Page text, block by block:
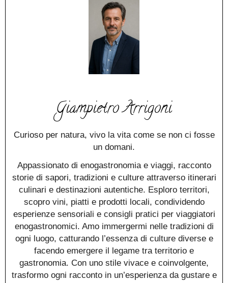
Giampietro Arrigoni
Curioso per natura, vivo la vita come se non ci fosse
un domani.
Appassionato di enogastronomia e viaggi, racconto
storie di sapori, tradizioni e culture attraverso itinerari
culinari e destinazioni autentiche. Esploro territori,
scopro vini, piatti e prodotti locali, condividendo
esperienze sensoriali e consigli pratici per viaggiatori
enogastronomici. Amo immergermi nelle tradizioni di
ogni luogo, catturando l’essenza di culture diverse e
facendo emergere il legame tra territorio e
gastronomia. Con uno stile vivace e coinvolgente,
trasformo ogni racconto in un’esperienza da gustare e